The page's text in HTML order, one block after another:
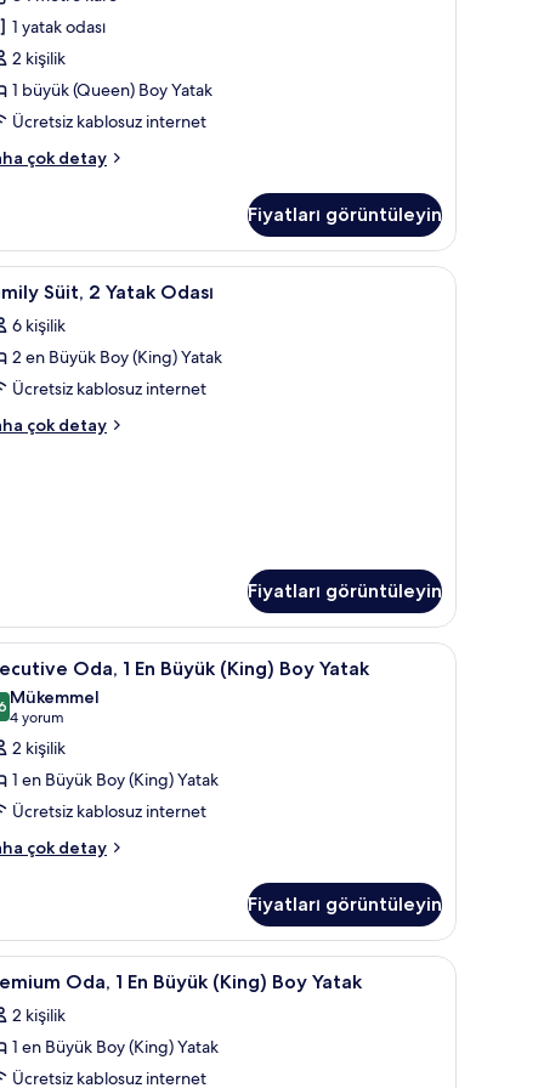
1 yatak odası
2 kişilik
1 büyük (Queen) Boy Yatak
Ücretsiz kablosuz internet
çok detay
Fiyatları görüntüleyin
| Oturma alanı | Uydu yayını kanalları bulunan 55 inç LED televizyon,
Anti alerjik yatak takımı, odada kasa, masa
6 Süit, 2 Yatak Odası
6 kişilik
2 en Büyük Boy (King) Yatak
Ücretsiz kablosuz internet
çok detay
Fiyatları görüntüleyin
Anti alerjik yatak takımı, odada kasa, masa
4 Oda, 1 En Büyük (King) Boy Yatak
/ 10
Mükemmel
4 yorum
(4
yorum)
2 kişilik
1 en Büyük Boy (King) Yatak
Ücretsiz kablosuz internet
çok detay
Fiyatları görüntüleyin
Premium Oda, 1 En Büyük (King) Boy Yatak |
5 Oda, 1 En Büyük (King) Boy Yatak
2 kişilik
1 en Büyük Boy (King) Yatak
Ücretsiz kablosuz internet